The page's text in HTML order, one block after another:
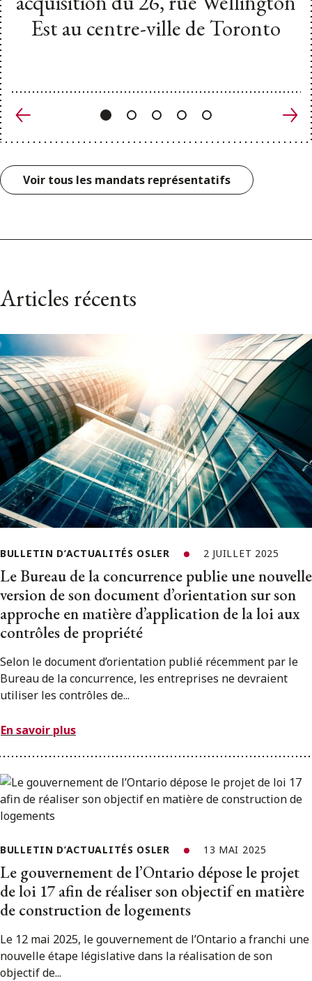
Est au centre-ville de Toronto
Précédent
Voir tous les mandats représentatifs
Articles récents
BULLETIN D’ACTUALITÉS OSLER 2 JUILLET 2025
Le Bureau de la concurrence publie une nouvelle
version de son document d’orientation sur son
approche en matière d’application de la loi aux
contrôles de propriété
Selon le document d’orientation publié récemment par le
Bureau de la concurrence, les entreprises ne devraient
utiliser les contrôles de...
En savoir plus
BULLETIN D’ACTUALITÉS OSLER 13 MAI 2025
Le gouvernement de l’Ontario dépose le projet
de loi 17 afin de réaliser son objectif en matière
de construction de logements
Le 12 mai 2025, le gouvernement de l’Ontario a franchi une
nouvelle étape législative dans la réalisation de son
objectif de...